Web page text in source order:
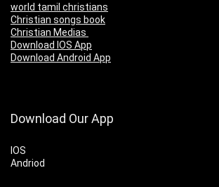
world tamil christians
Christian songs book
Christian Medias
Download IOS App
Download Android App
Download Our App
IOS
Andriod